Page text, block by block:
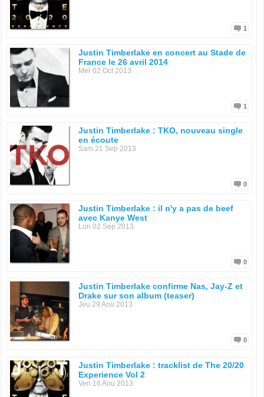
1
Justin Timberlake en concert au Stade de
France le 26 avril 2014
Mer 02 Oct 2013
1
Justin Timberlake : TKO, nouveau single
en écoute
Sam 21 Sep 2013
0
Justin Timberlake : il n'y a pas de beef
avec Kanye West
Lun 02 Sep 2013
0
Justin Timberlake confirme Nas, Jay-Z et
Drake sur son album (teaser)
Jeu 29 Aou 2013
0
Justin Timberlake : tracklist de The 20/20
Experience Vol 2
Ven 16 Aou 2013